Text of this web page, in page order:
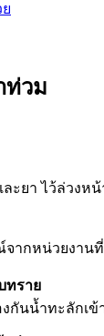
ท่วม
ละยา ไว้ล่วง
ากหน่วยงานที่
ทราย
งกันน้ำทะลักเ